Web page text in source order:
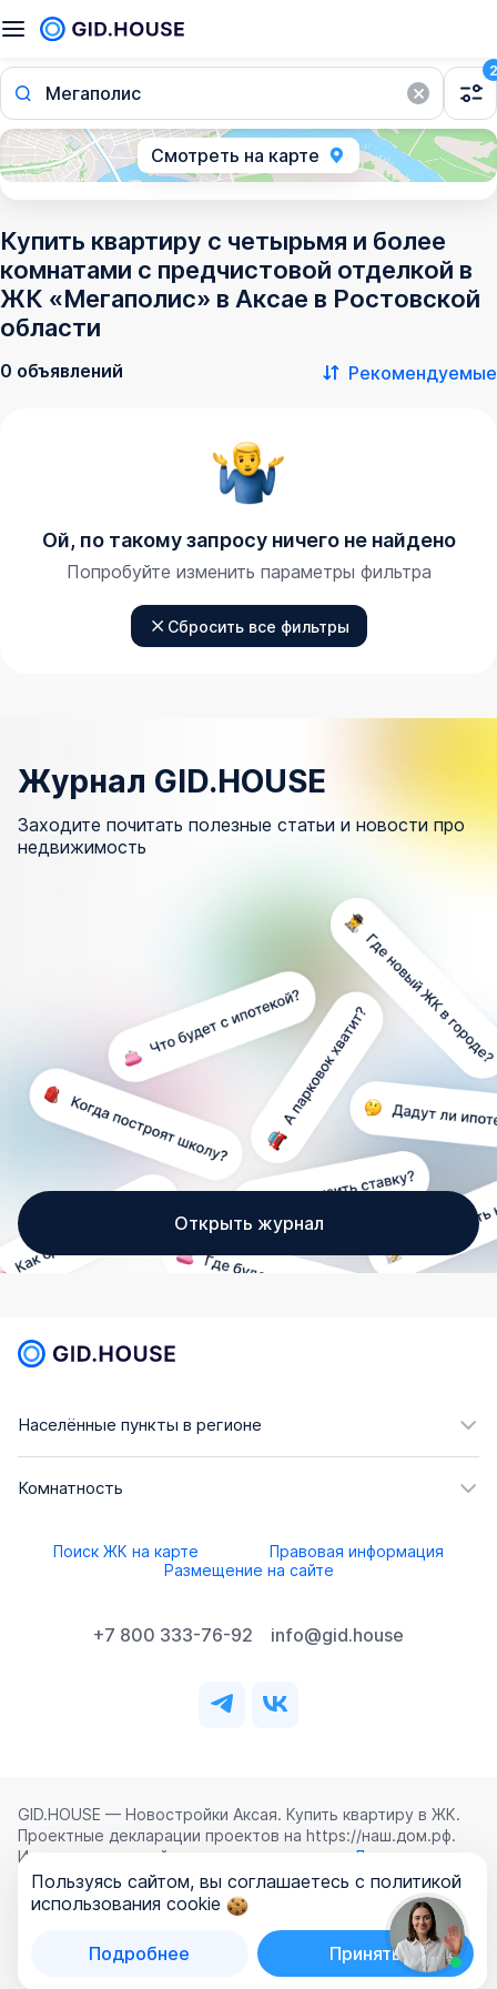
Мегаполис
2
Смотреть на карте
Купить квартиру с четырьмя и более
комнатами с предчистовой отделкой в
ЖК «Мегаполис» в Аксае в Ростовской
области
0 объявлений Рекомендуемые
Ой, по такому запросу ничего не найдено
Попробуйте изменить параметры фильтра
Сбросить все фильтры
Журнал GID.HOUSE
Заходите почитать полезные статьи и новости про
недвижимость
Открыть журнал
Населённые пункты в регионе
Комнатность
Поиск ЖК на карте
Правовая информация
Размещение на сайте
+7 800 333-76-92 info@gid.house
GID.HOUSE — Новостройки Аксая. Купить квартиру в ЖК.
Проектные декларации проектов на https://наш.дом.рф.
Использование сайта означает согласие с
Лицензионным
соглашением ,Политикой конфиденциальностии
Политикой обработки персональных данных
ООО «ГИД.ХАУЗ»
Пользуясь сайтом, вы соглашаетесь с политикой
использования cookie
Подробнее Принять